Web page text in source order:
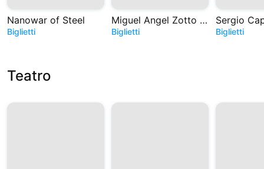
Nanowar of Steel
Biglietti
Miguel Angel Zotto - Tango. Historias de Astor
Biglietti Biglietti
Teatro